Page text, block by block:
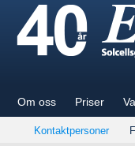
Om oss Priser
Kontaktpersoner